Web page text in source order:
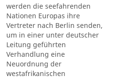
werden die seefahrenden
Nationen Europas ihre
Vertreter nach Berlin senden,
um in einer unter deutscher
Leitung geführten
Verhandlung eine
Neuordnung der
westafrikanischen